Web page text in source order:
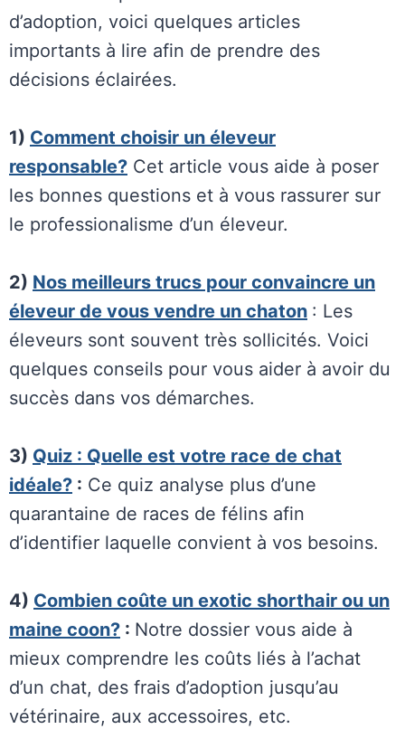
d’adoption, voici quelques articles
importants à lire afin de prendre des
décisions éclairées.
1) Comment choisir un éleveur
responsable? Cet article vous aide à poser
les bonnes questions et à vous rassurer sur
le professionalisme d’un éleveur.
2) Nos meilleurs trucs pour convaincre un
éleveur de vous vendre un chaton : Les
éleveurs sont souvent très sollicités. Voici
quelques conseils pour vous aider à avoir du
succès dans vos démarches.
3) Quiz : Quelle est votre race de chat
idéale? : Ce quiz analyse plus d’une
quarantaine de races de félins afin
d’identifier laquelle convient à vos besoins.
4) Combien coûte un exotic shorthair ou un
maine coon? : Notre dossier vous aide à
mieux comprendre les coûts liés à l’achat
d’un chat, des frais d’adoption jusqu’au
vétérinaire, aux accessoires, etc.